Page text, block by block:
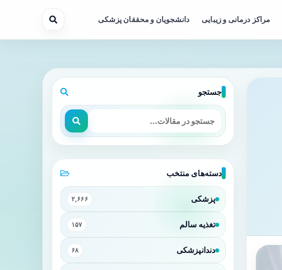
مراکز درمانی و زیبایی دانشجویان و محققان پزشکی
جستجو
دسته‌های منتخب
پزشکی ۲,۶۶۶
تغذیه سالم ۱۵۷
دندانپزشکی ۶۸